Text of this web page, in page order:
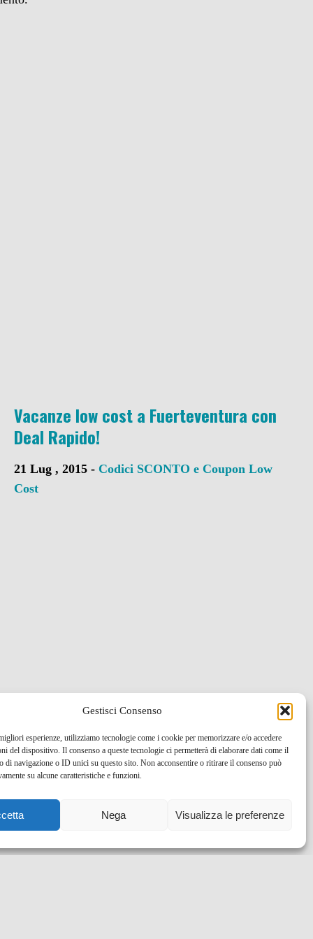
Gestisci Consenso
esperienze, utilizziamo tecnologie come i cookie per memorizzare e/o accedere
del dispositivo. Il consenso a queste tecnologie ci permetterà di elaborare dati come il
di navigazione o ID unici su questo sito. Non acconsentire o ritirare il consenso può
su alcune caratteristiche e funzioni.
Nega Visualizza le preferenze
Vacanze low cost a Fuerteventura con
Deal Rapido!
21 Lug , 2015 - Codici SCONTO e Coupon Low
Cost